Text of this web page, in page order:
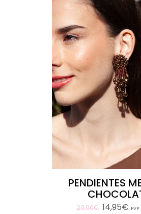
PENDIENTES
29,90€ 14,95€ PVP